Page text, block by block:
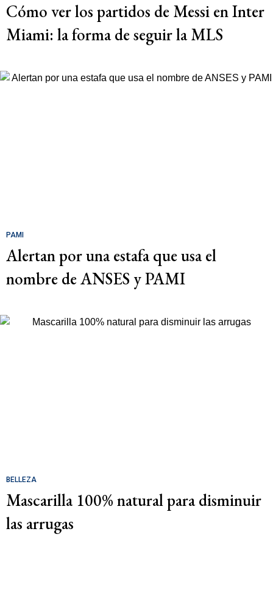
Cómo ver los partidos de Messi en Inter
Miami: la forma de seguir la MLS
PAMI
Alertan por una estafa que usa el
nombre de ANSES y PAMI
BELLEZA
Mascarilla 100% natural para disminuir
las arrugas